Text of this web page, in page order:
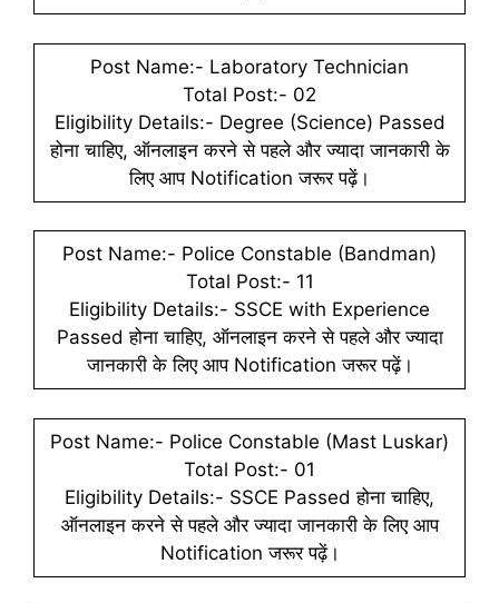
Post Name:- Laboratory Technician
Total Post:- 02
Eligibility Details:- Degree (Science) Passed
होना चाहिए, ऑनलाइन करने से पहले और ज्यादा जानकारी के
लिए आप Notification जरूर पढ़ें।
Post Name:- Police Constable (Bandman)
Total Post:- 11
Eligibility Details:- SSCE with Experience
Passed होना चाहिए, ऑनलाइन करने से पहले और ज्यादा
जानकारी के लिए आप Notification जरूर पढ़ें।
Post Name:- Police Constable (Mast Luskar)
Total Post:- 01
Eligibility Details:- SSCE Passed होना चाहिए,
ऑनलाइन करने से पहले और ज्यादा जानकारी के लिए आप
Notification जरूर पढ़ें।